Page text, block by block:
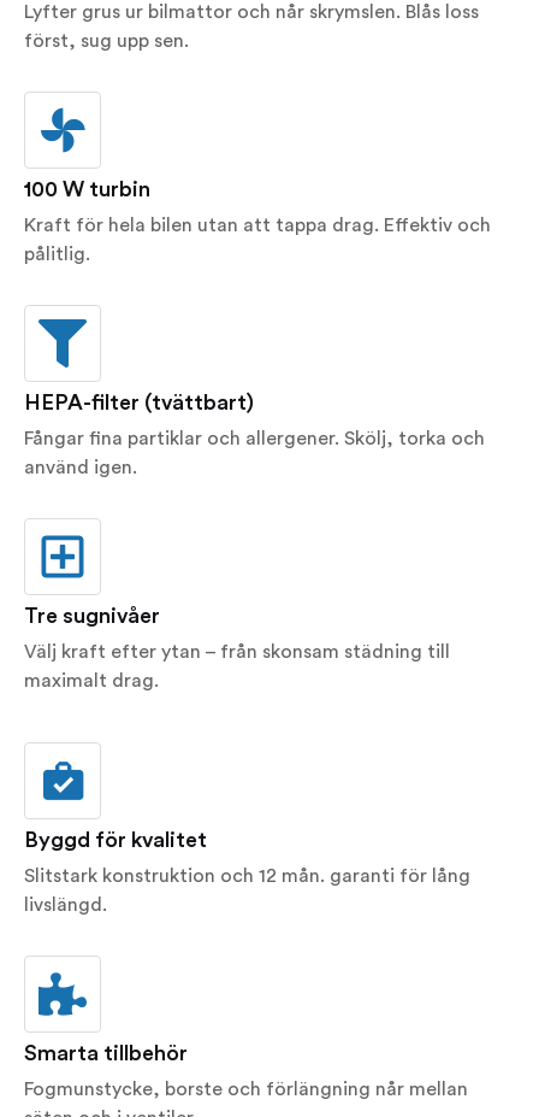
Lyfter grus ur bilmattor och når skrymslen. Blås loss
först, sug upp sen.
100 W turbin
Kraft för hela bilen utan att tappa drag. Effektiv och
pålitlig.
HEPA-filter (tvättbart)
Fångar fina partiklar och allergener. Skölj, torka och
använd igen.
Tre sugnivåer
Välj kraft efter ytan – från skonsam städning till
maximalt drag.
Byggd för kvalitet
Slitstark konstruktion och 12 mån. garanti för lång
livslängd.
Smarta tillbehör
Fogmunstycke, borste och förlängning når mellan